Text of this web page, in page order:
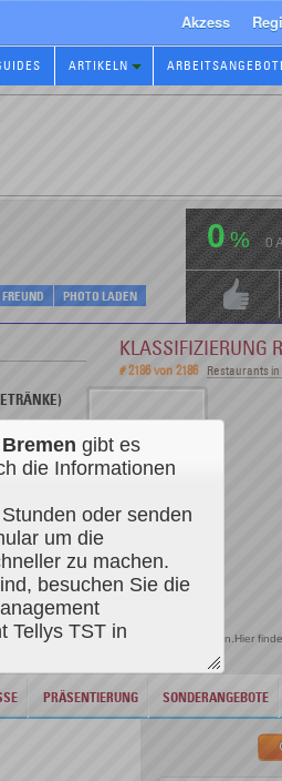
Akzess
ARTIKELN
PHOTO LADEN
0% 0
TST
KLASSIFIZIERUNG
# 2186 von 2186 Restaurants
Domsheide, Bremen, 28195 - Bremen.Hier
PRÄSENTIERUNG SONDERANGEBOTE
Bremen gibt es
die Informationen
oder senden
um die
zu machen.
besuchen Sie die
Tellys TST in